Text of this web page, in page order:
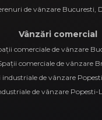
de vânzare Bucuresti,
Vânzări comercial
comerciale de vânzare
comerciale de vânzare
industriale de vânzare
de vânzare Popesti-